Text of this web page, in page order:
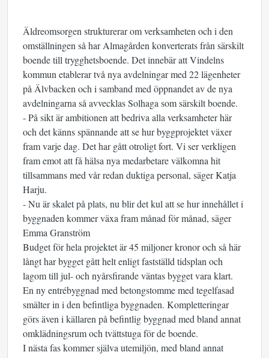
Äldreomsorgen strukturerar om verksamheten och i den
omställningen så har Almagården konverterats från särskilt
boende till trygghetsboende. Det innebär att Vindelns
kommun etablerar två nya avdelningar med 22 lägenheter
på Älvbacken och i samband med öppnandet av de nya
avdelningarna så avvecklas Solhaga som särskilt boende.
- På sikt är ambitionen att bedriva alla verksamheter här
och det känns spännande att se hur byggprojektet växer
fram varje dag. Det har gått otroligt fort. Vi ser verkligen
fram emot att få hälsa nya medarbetare välkomna hit
tillsammans med vår redan duktiga personal, säger Katja
Harju.
- Nu är skalet på plats, nu blir det kul att se hur innehållet i
byggnaden kommer växa fram månad för månad, säger
Emma Granström
Budget för hela projektet är 45 miljoner kronor och så här
långt har bygget gått helt enligt fastställd tidsplan och
lagom till jul- och nyårsfirande väntas bygget vara klart.
En ny entrébyggnad med betongstomme med tegelfasad
smälter in i den befintliga byggnaden. Kompletteringar
görs även i källaren på befintlig byggnad med bland annat
omklädningsrum och tvättstuga för de boende.
I nästa fas kommer själva utemiljön, med bland annat